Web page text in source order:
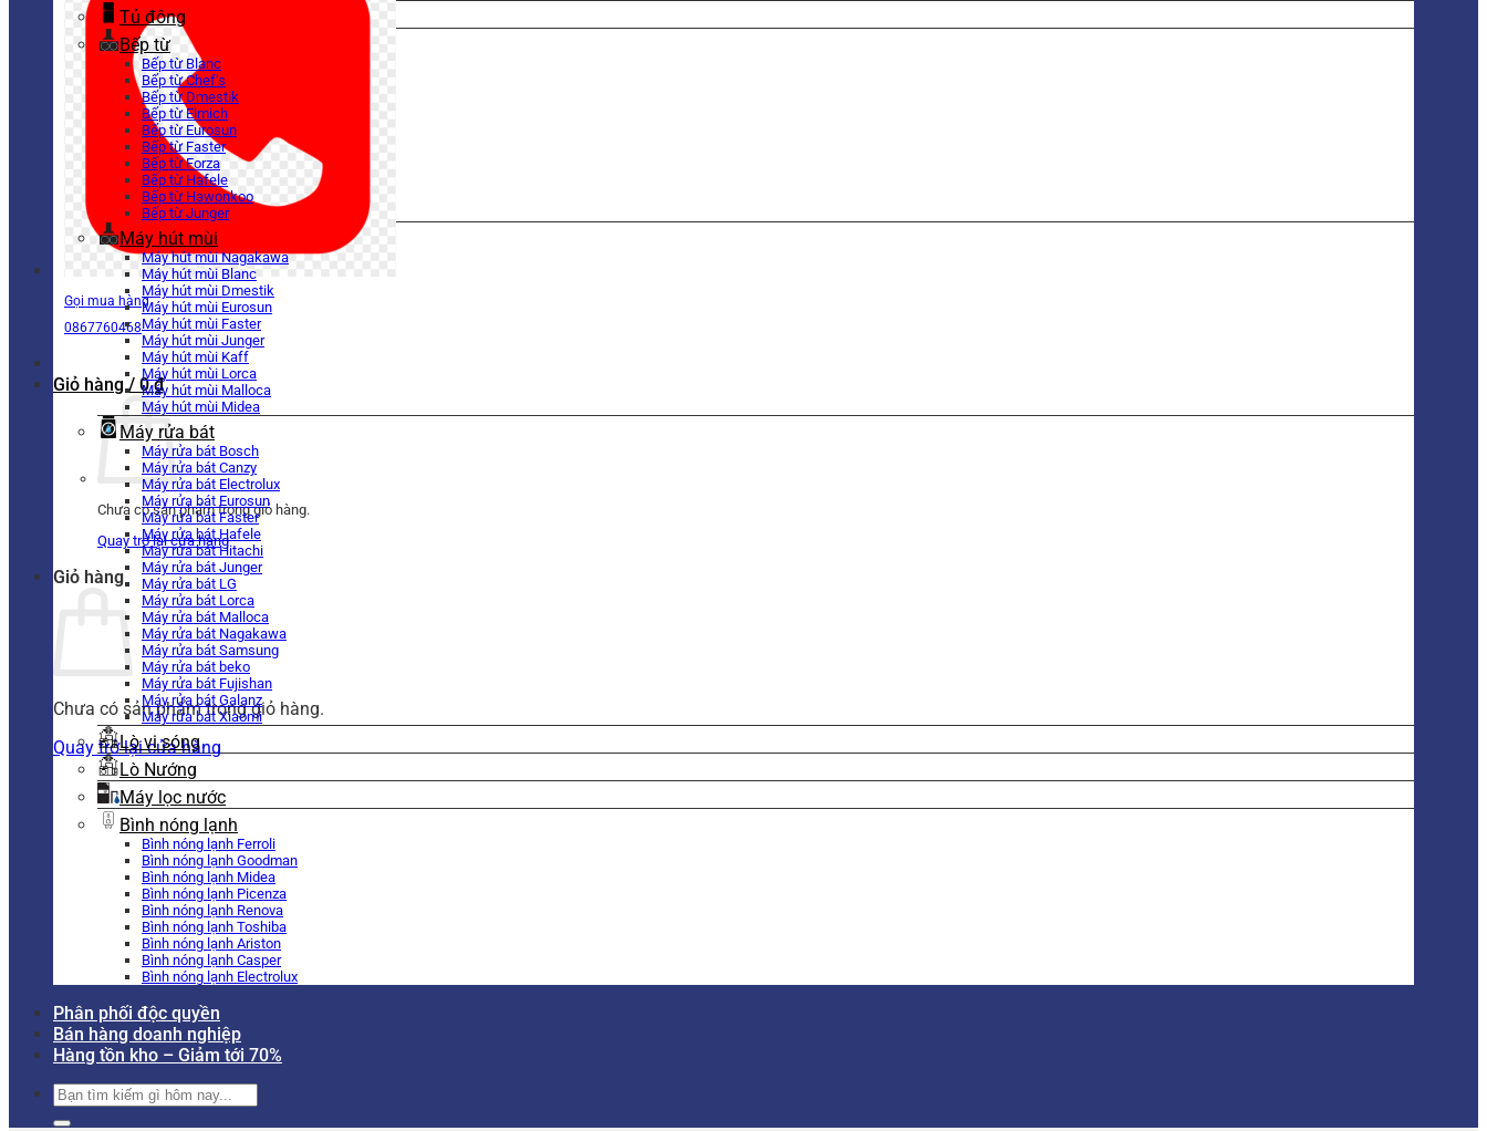
Gọi mua hàng
0867760468
Giỏ hàng / 0₫
Chưa có sản phẩm trong giỏ hàng.
Quay trở lại cửa hàng
Giỏ hàng
Chưa có sản phẩm trong giỏ hàng.
Quay trở lại cửa hàng
Tủ đông
Bếp từ
Bếp từ Blanc
Bếp từ Chef’s
Bếp từ Dmestik
Bếp từ Elmich
Bếp từ Eurosun
Bếp từ Faster
Bếp từ Forza
Bếp từ Hafele
Bếp từ Hawonkoo
Bếp từ Junger
Máy hút mùi
Máy hút mùi Nagakawa
Máy hút mùi Blanc
Máy hút mùi Dmestik
Máy hút mùi Eurosun
Máy hút mùi Faster
Máy hút mùi Junger
Máy hút mùi Kaff
Máy hút mùi Lorca
Máy hút mùi Malloca
Máy hút mùi Midea
Máy rửa bát
Máy rửa bát Bosch
Máy rửa bát Canzy
Máy rửa bát Electrolux
Máy rửa bát Eurosun
Máy rửa bát Faster
Máy rửa bát Hafele
Máy rửa bát Hitachi
Máy rửa bát Junger
Máy rửa bát LG
Máy rửa bát Lorca
Máy rửa bát Malloca
Máy rửa bát Nagakawa
Máy rửa bát Samsung
Máy rửa bát beko
Máy rửa bát Fujishan
Máy rửa bát Galanz
Máy rửa bát Xiaomi
Lò vi sóng
Lò Nướng
Máy lọc nước
Bình nóng lạnh
Bình nóng lạnh Ferroli
Bình nóng lạnh Goodman
Bình nóng lạnh Midea
Bình nóng lạnh Picenza
Bình nóng lạnh Renova
Bình nóng lạnh Toshiba
Bình nóng lạnh Ariston
Bình nóng lạnh Casper
Bình nóng lạnh Electrolux
Phân phối độc quyền
Bán hàng doanh nghiệp
Hàng tồn kho – Giảm tới 70%
Tìm
kiếm: